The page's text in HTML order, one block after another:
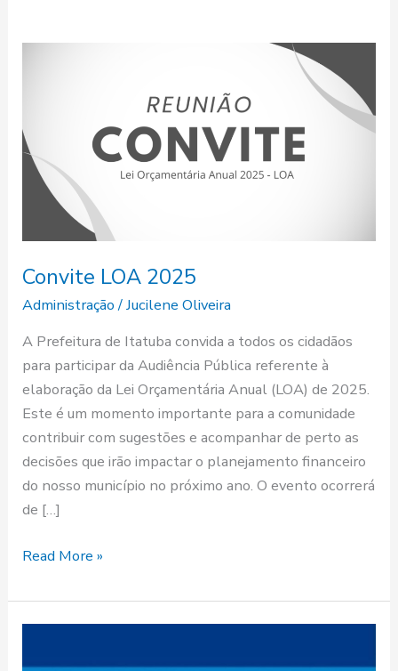
Convite LOA 2025
Administração/Jucilene Oliveira
A Prefeitura de Itatuba convida a todos os cidadãos
para participar da Audiência Pública referente à
elaboração da Lei Orçamentária Anual (LOA) de 2025.
Este é um momento importante para a comunidade
contribuir com sugestões e acompanhar de perto as
decisões que irão impactar o planejamento financeiro
do nosso município no próximo ano. O evento ocorrerá
de […]
Read More »